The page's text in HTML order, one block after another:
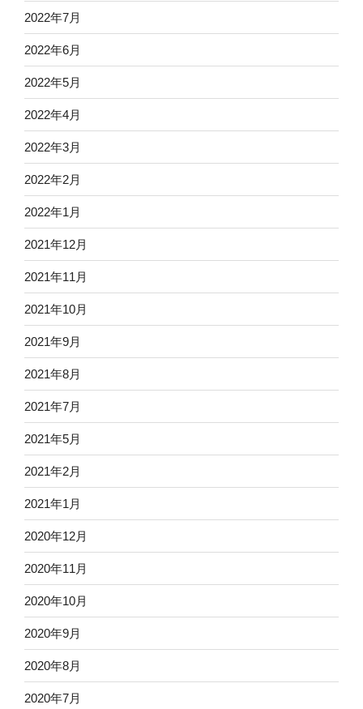
2022年7月
2022年6月
2022年5月
2022年4月
2022年3月
2022年2月
2022年1月
2021年12月
2021年11月
2021年10月
2021年9月
2021年8月
2021年7月
2021年5月
2021年2月
2021年1月
2020年12月
2020年11月
2020年10月
2020年9月
2020年8月
2020年7月